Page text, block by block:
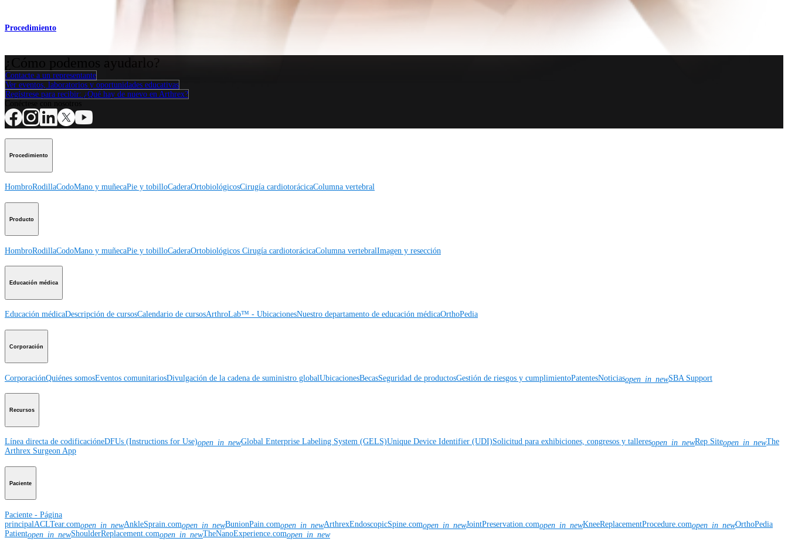
Procedimiento
¿Cómo podemos ayudarlo?
Contacte a un representante
Ver eventos, laboratorios y oportunidades educativas
Regístrese para recibir: ¿Qué hay de nuevo en Arthrex?
Procedimiento
HombroRodillaCodoMano y muñecaPie y tobilloCaderaOrtobiológicosCirugía cardiotorácicaColumna vertebral
Producto
HombroRodillaCodoMano y muñecaPie y tobilloCaderaOrtobiológicos Cirugía cardiotorácicaColumna vertebralImagen y resección
Educación médica
Educación médicaDescripción de cursosCalendario de cursosArthroLab™ - UbicacionesNuestro departamento de educación médicaOrthoPedia
Corporación
CorporaciónQuiénes somosEventos comunitariosDivulgación de la cadena de suministro globalUbicacionesBecasSeguridad de productosGestión de riesgos y cumplimientoPatentesNoticiasopen_in_newSBA Support
Recursos
Línea directa de codificacióneDFUs (Instructions for Use)open_in_newGlobal Enterprise Labeling System (GELS)Unique Device Identifier (UDI)Solicitud para exhibiciones, congresos y talleresopen_in_newRep Siteopen_in_newThe
Arthrex Surgeon App
Paciente
Paciente - Página
principal ACLTear.comopen_in_newAnkleSprain.comopen_in_newBunionPain.comopen_in_newArthrexEndoscopicSpine.comopen_in_newJointPreservation.comopen_in_newKneeReplacementProcedure.comopen_in_newOrthoPedia
Patientopen_in_newShoulderReplacement.comopen_in_newTheNanoExperience.comopen_in_new